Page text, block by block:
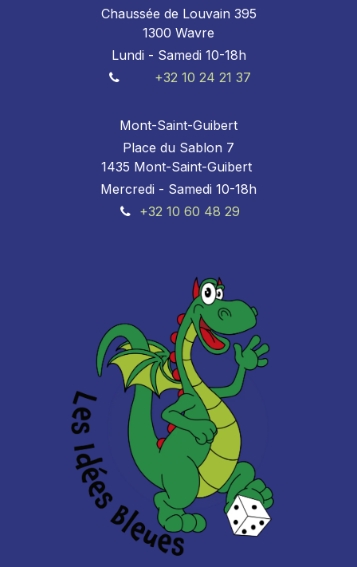
Chaussée de Louvain 395
1300 Wavre
Lundi - Samedi 10-18h
+32 10 24 21 37
Mont-Saint-Guibert
Place du Sablon 7
1435 Mont-Saint-Guibert
Mercredi - Samedi 10-18h
+32 10 60 48 29